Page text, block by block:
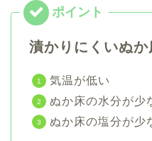
漬かりにくいぬか
気温が低い
ぬか床の水分が少
ぬか床の塩分が少